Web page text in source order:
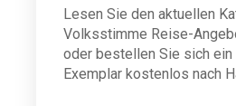
Lesen Sie den aktuellen
Volksstimme Reise-
oder bestellen Sie sich
Exemplar kostenlos nach